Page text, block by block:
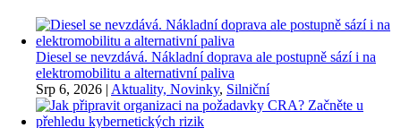
Diesel se nevzdává. Nákladní doprava ale postupně sází i na
elektromobilitu a alternativní paliva
Srp 6, 2026 | Aktuality, Novinky, Silniční